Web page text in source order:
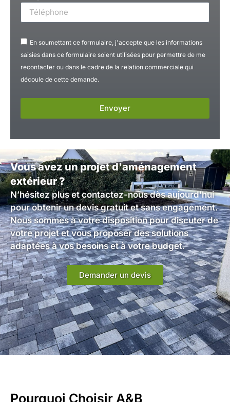
En soumettant ce formulaire, j'accepte que les informations
saisies dans ce formulaire soient utilisées pour permettre de me
recontacter ou dans le cadre de la relation commerciale qui
découle de cette demande.
Envoyer
Vous avez un projet d'aménagement
extérieur ?
N’hésitez plus et contactez-nous dès aujourd’hui
pour obtenir un devis gratuit et sans engagement.
Nous sommes à votre disposition pour discuter de
votre projet et vous proposer des solutions
adaptées à vos besoins et à votre budget.
Demander un devis
Pourquoi Choisir A&B